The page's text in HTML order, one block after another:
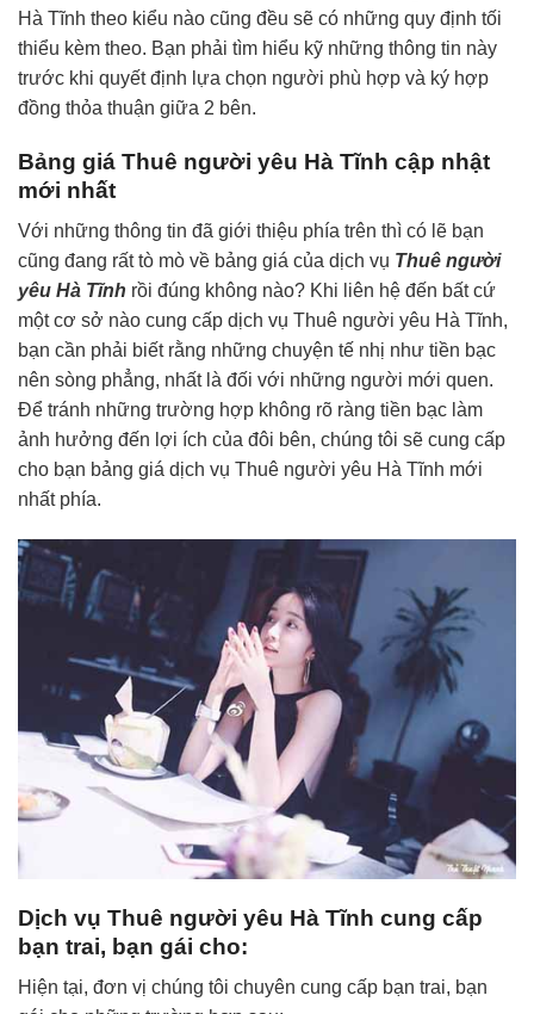
Hà Tĩnh theo kiểu nào cũng đều sẽ có những quy định tối
thiểu kèm theo. Bạn phải tìm hiểu kỹ những thông tin này
trước khi quyết định lựa chọn người phù hợp và ký hợp
đồng thỏa thuận giữa 2 bên.
Bảng giá Thuê người yêu Hà Tĩnh cập nhật
mới nhất
Với những thông tin đã giới thiệu phía trên thì có lẽ bạn
cũng đang rất tò mò về bảng giá của dịch vụ Thuê người
yêu Hà Tĩnh rồi đúng không nào? Khi liên hệ đến bất cứ
một cơ sở nào cung cấp dịch vụ Thuê người yêu Hà Tĩnh,
bạn cần phải biết rằng những chuyện tế nhị như tiền bạc
nên sòng phẳng, nhất là đối với những người mới quen.
Để tránh những trường hợp không rõ ràng tiền bạc làm
ảnh hưởng đến lợi ích của đôi bên, chúng tôi sẽ cung cấp
cho bạn bảng giá dịch vụ Thuê người yêu Hà Tĩnh mới
nhất phía.
Dịch vụ Thuê người yêu Hà Tĩnh cung cấp
bạn trai, bạn gái cho:
Hiện tại, đơn vị chúng tôi chuyên cung cấp bạn trai, bạn